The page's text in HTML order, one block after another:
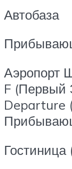
Автобаза
Аэропорт
F (Первый
Departure